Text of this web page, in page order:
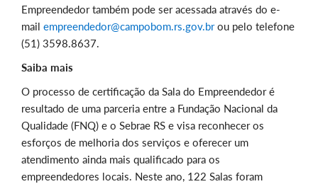
Empreendedor também pode ser acessada através do e-
mail empreendedor@campobom.rs.gov.brou pelo telefone
(51) 3598.8637.
Saiba mais
O processo de certificação da Sala do Empreendedor é
resultado de uma parceria entre a Fundação Nacional da
Qualidade (FNQ) e o Sebrae RS e visa reconhecer os
esforços de melhoria dos serviços e oferecer um
atendimento ainda mais qualificado para os
empreendedores locais. Neste ano, 122 Salas foram